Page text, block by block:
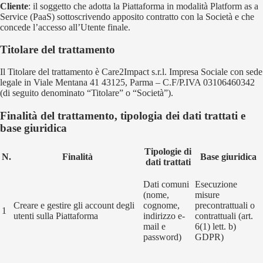
Cliente: il soggetto che adotta la Piattaforma in modalità Platform as a
Service (PaaS) sottoscrivendo apposito contratto con la Società e che
concede l’accesso all’Utente finale.
Titolare del trattamento
Il Titolare del trattamento è Care2Impact s.r.l. Impresa Sociale con sede
legale in Viale Mentana 41 43125, Parma – C.F/P.IVA 03106460342
(di seguito denominato “Titolare” o “Società”).
Finalità del trattamento, tipologia dei dati trattati e
base giuridica
N. Finalità
Tipologie di
dati trattati
Base giuridica
1
Creare e gestire gli account degli
utenti sulla Piattaforma
Dati comuni
(nome,
cognome,
indirizzo e-
mail e
password)
Esecuzione
misure
precontrattuali o
contrattuali (art.
6(1) lett. b)
GDPR)